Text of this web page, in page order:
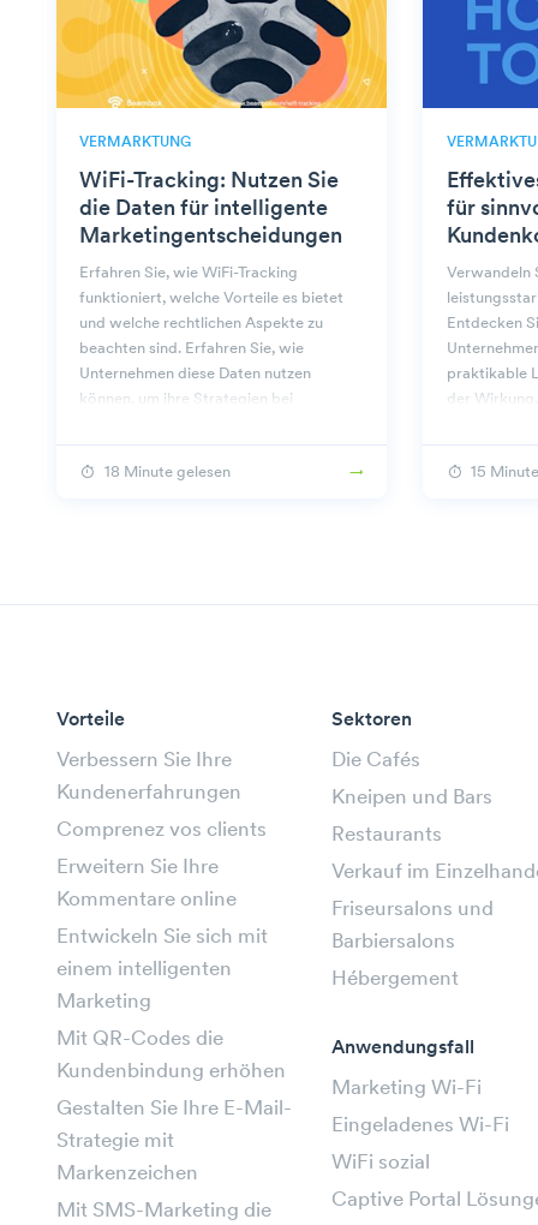
VERMARKTUNG
WiFi-Tracking: Nutzen Sie
die Daten für intelligente
Marketingentscheidungen
Erfahren Sie, wie WiFi-Tracking
funktioniert, welche Vorteile es bietet
und welche rechtlichen Aspekte zu
beachten sind. Erfahren Sie, wie
Unternehmen diese Daten nutzen
können, um ihre Strategien bei
18 Minute gelesen
für
Verwandeln
Entdecken
praktikable
der Wirkung.
15
Vorteile
Verbessern Sie Ihre
Kundenerfahrungen
Comprenez vos clients
Erweitern Sie Ihre
Kommentare online
Entwickeln Sie sich mit
einem intelligenten
Marketing
Mit QR-Codes die
Kundenbindung erhöhen
Gestalten Sie Ihre E-Mail-
Strategie mit
Markenzeichen
Mit SMS-Marketing die
Sektoren
Die Cafés
Kneipen und Bars
Restaurants
Verkauf im
Friseursalons und
Barbiersalons
Hébergement
Anwendungsfall
Marketing Wi-Fi
Eingeladenes Wi-Fi
WiFi sozial
Captive Portal